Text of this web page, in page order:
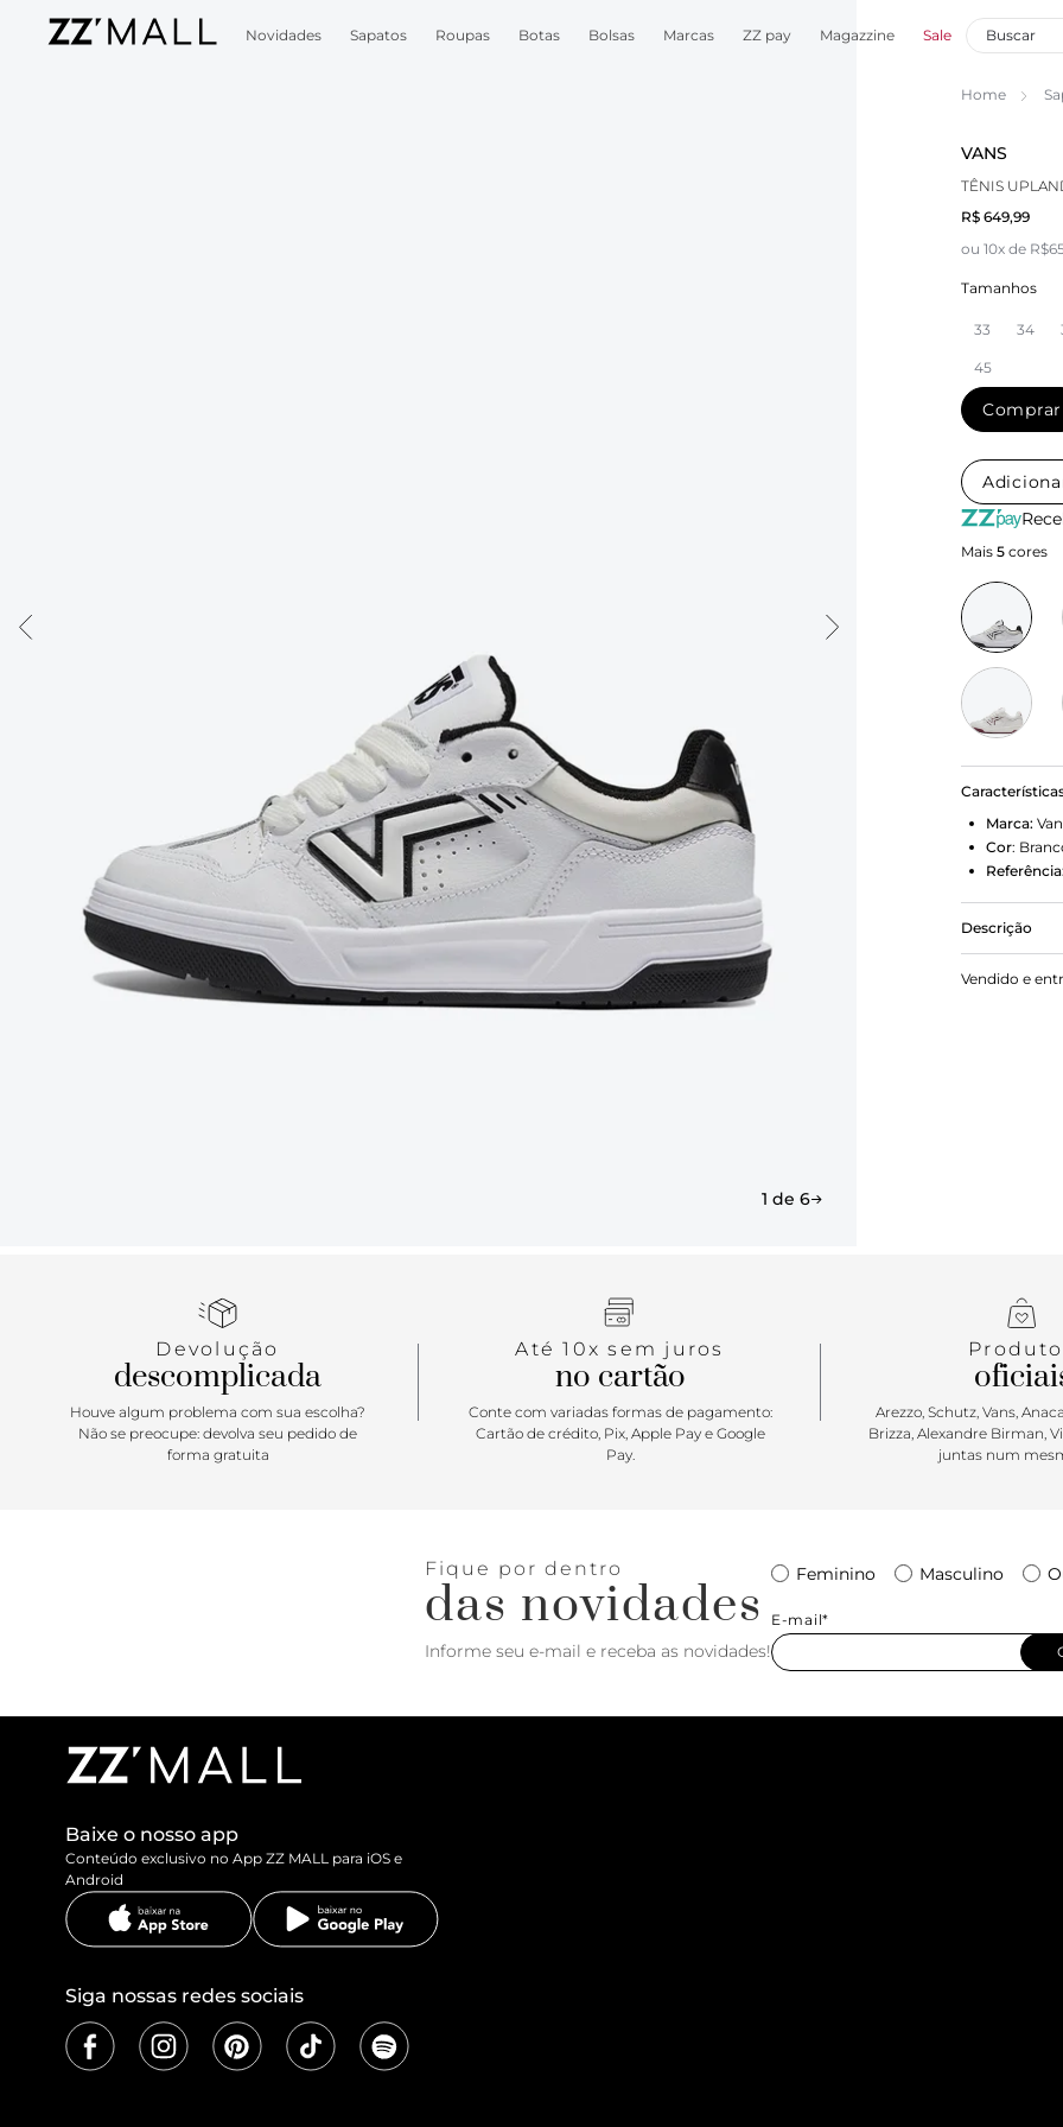
Novidades Sapatos Roupas Botas Bolsas Marcas ZZ pay Magazzine Sale
1 de 6
Home
VANS
TÊNIS
R$ 649,99
ou 10x de
Tamanhos
33 34
45
Comprar
Mais 5 cores
Marca:
Cor:
Referência:
Descrição
Projetado
um tênis
Vendido e
Devolução
descomplicada
Houve algum problema com sua escolha?
Não se preocupe: devolva seu pedido de
forma gratuita
Até 10x sem juros
no cartão
Conte com variadas formas de pagamento:
Cartão de crédito, Pix, Apple Pay e Google
Pay.
Arezzo, Schutz, Vans,
Brizza, Alexandre Birman,
juntas num
Fique por dentro
das novidades
Informe seu e-mail e receba as novidades!
Feminino Masculino
E-mail*
Baixe o nosso app
Conteúdo exclusivo no App ZZ MALL para iOS e
Android
Siga nossas redes sociais